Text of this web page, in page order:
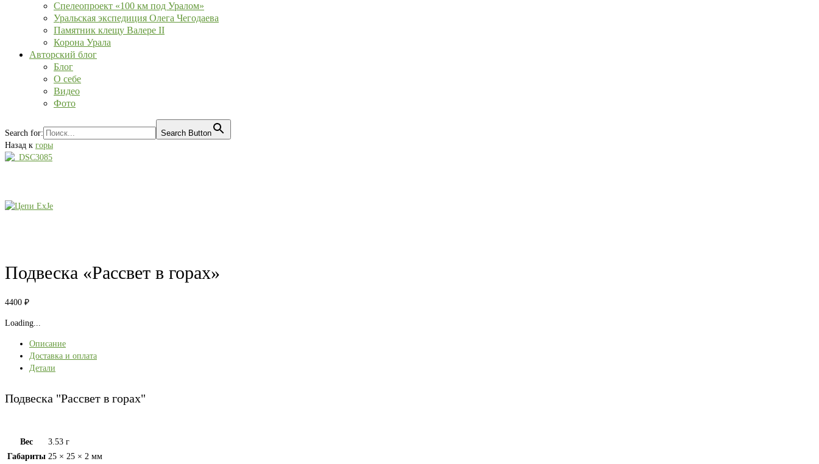
Спелеопроект «100 км под Уралом»
Уральская экспедиция Олега Чегодаева
Памятник клещу Валере II
Корона Урала
Авторский блог
Блог
О себе
Видео
Фото
Search for:
Search Button
Назад к горы
Подвеска «Рассвет в горах»
4400 ₽
Loading...
Описание
Доставка и оплата
Детали
Подвеска "Рассвет в горах"
Вес
3.53 г
Габариты 25 × 25 × 2 мм